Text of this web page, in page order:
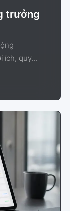
trưởng
ích, quy...